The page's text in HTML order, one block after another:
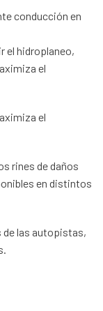
conducción en
el hidroplaneo,
el
el
rines de daños
en distintos
de las autopistas,